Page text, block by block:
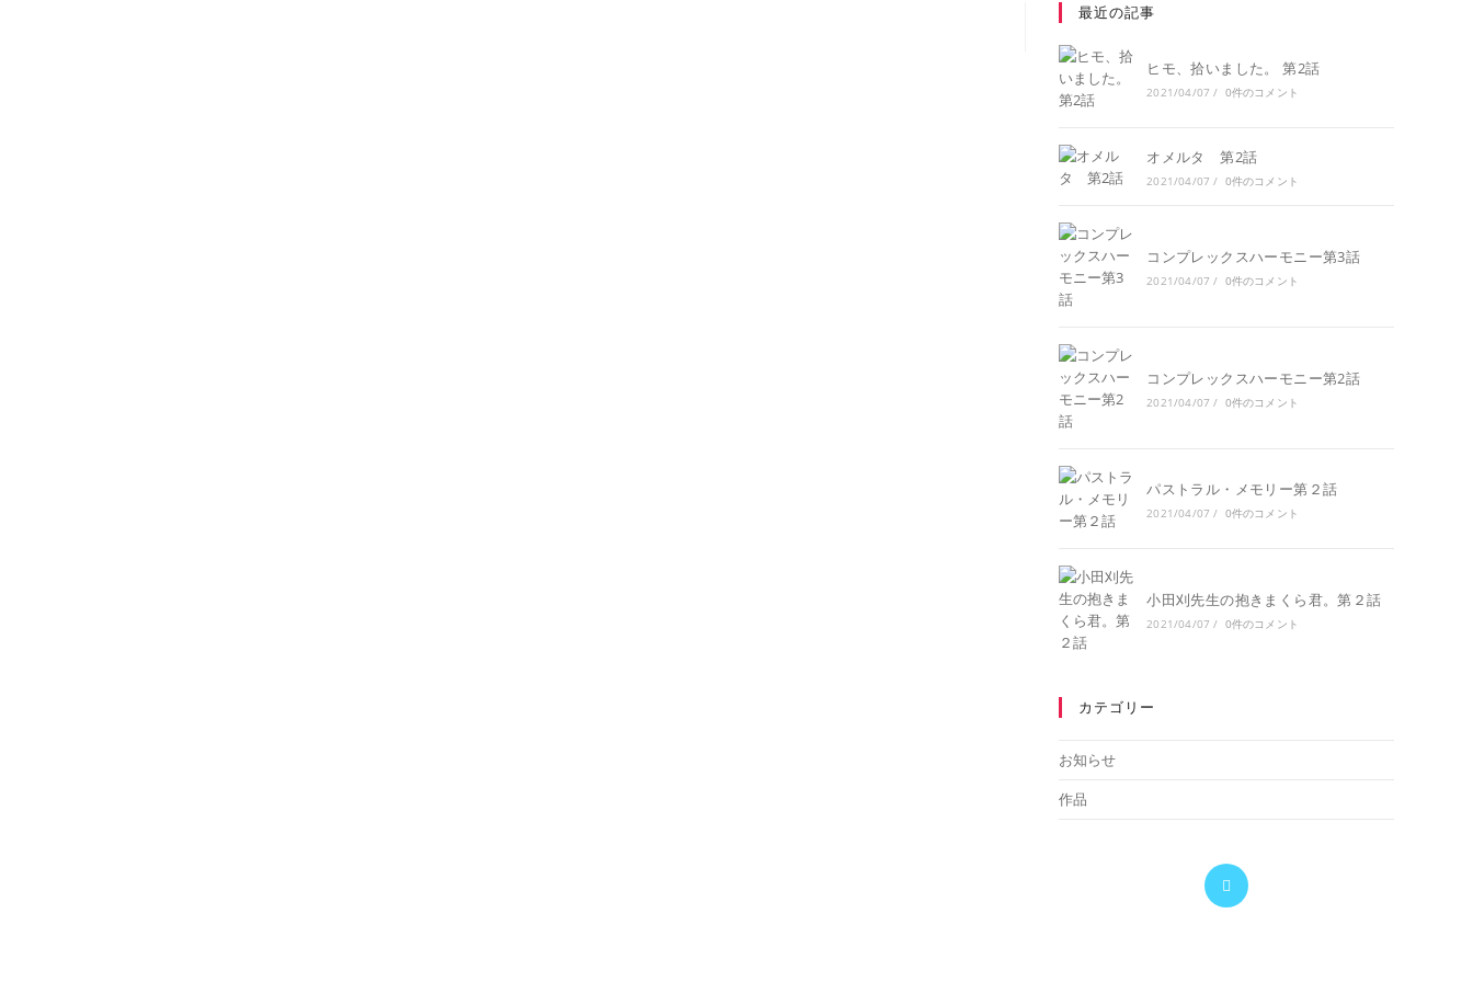
最近の記事
ヒモ、拾いました。 第2話
2021/04/07 / 0件のコメント
オメルタ 第2話
2021/04/07 / 0件のコメント
コンプレックスハーモニー第3話
2021/04/07 / 0件のコメント
コンプレックスハーモニー第2話
2021/04/07 / 0件のコメント
パストラル・メモリー第２話
2021/04/07 / 0件のコメント
小田刈先生の抱きまくら君。第２話
2021/04/07 / 0件のコメント
カテゴリー
お知らせ
作品
新